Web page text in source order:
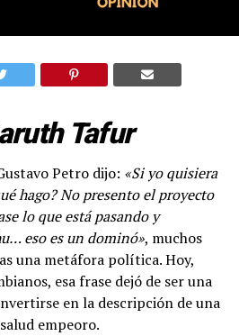
Tafur
Petro dijo: «Si yo quisiera
hago? No presento el proyecto
lo que está pasando y
eso es un dominó», muchos
una metáfora política. Hoy,
esa frase dejó de ser una
en la descripción de una
empeoro.